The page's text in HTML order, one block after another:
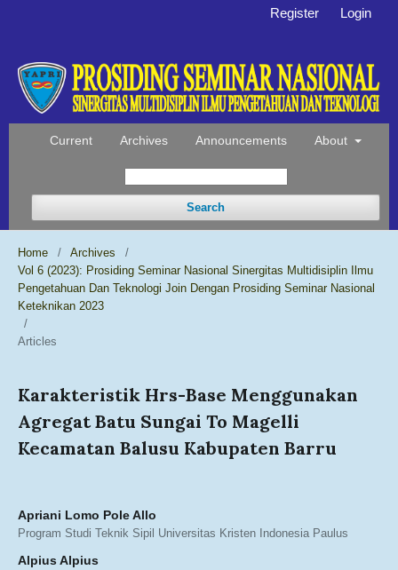
Current Archives Announcements About
Search
Register Login
Home / Archives
/
Vol 6 (2023): Prosiding Seminar Nasional Sinergitas Multidisiplin Ilmu
Pengetahuan Dan Teknologi Join Dengan Prosiding Seminar Nasional
Keteknikan 2023
/
Articles
Karakteristik Hrs-Base Menggunakan
Agregat Batu Sungai To Magelli
Kecamatan Balusu Kabupaten Barru
Apriani Lomo Pole Allo
Program Studi Teknik Sipil Universitas Kristen Indonesia Paulus
Alpius Alpius